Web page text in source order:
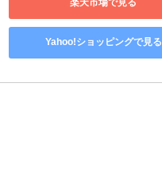
楽天市場で見る
Yahoo!ショッピングで見る